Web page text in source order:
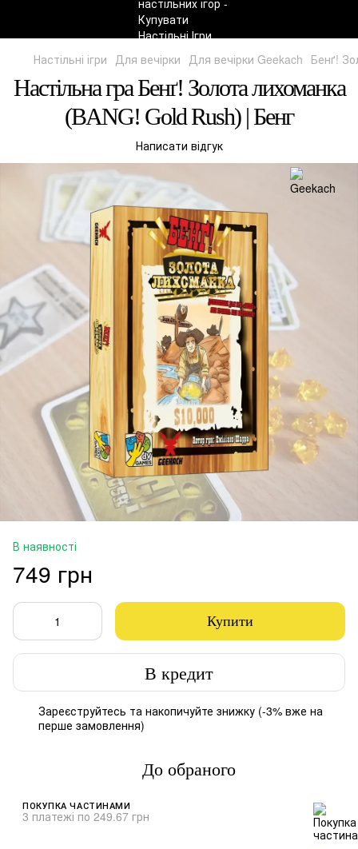
Настільні ігри Для вечірки Для вечірки Geekach Бенґ!
Настільна гра Бенґ! Золота лихоманка
(BANG! Gold Rush) | Бенг
Написати відгук
В наявності
749 грн
Купити
В кредит
Зареєструйтесь та накопичуйте знижку (-3% вже на
перше замовлення)
До обраного
ПОКУПКА ЧАСТИНАМИ
3 платежі по 249.67 грн